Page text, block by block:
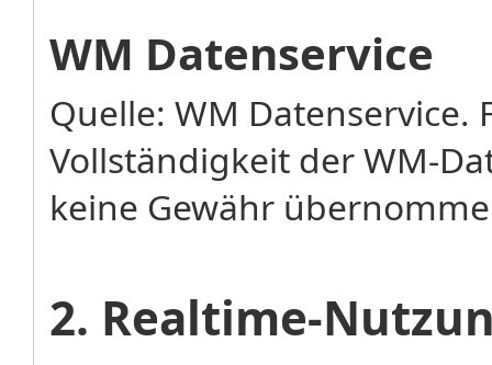
WM Datenservice
Quelle: WM
Vollständigkeit der WM-
keine Gewähr
2. Realtime-